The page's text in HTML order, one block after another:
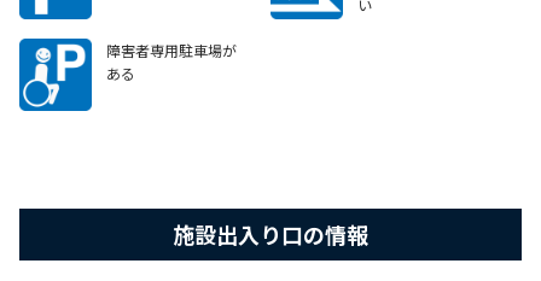
障害者専用駐車場が
ある
施設出入り口の情報